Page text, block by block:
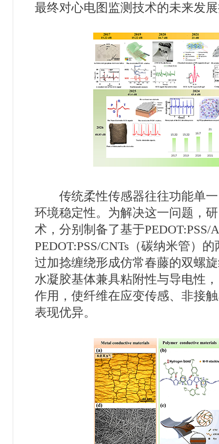
最终对心电图监测技术的未来发
传统柔性传感器往往功能单一
环境稳定性。为解决这一问题，
术，分别制备了基于PEDOT:PSS/
PEDOT:PSS/CNTs （碳纳米管）
过加捻缠绕形成仿常春藤的双螺
水凝胶基体兼具粘附性与导电性
作用，使纤维在应变传感、非接
表现优异。